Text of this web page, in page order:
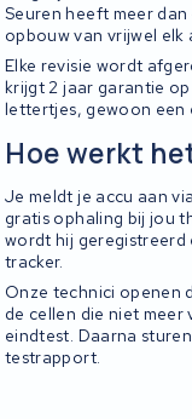
Seuren heeft meer
opbouw van vrijwel elk
Elke revisie wordt
krijgt 2 jaar garantie
lettertjes, gewoon een
Hoe werkt
Je meldt je accu aan
gratis ophaling bij jou
wordt hij geregistreerd
tracker.
Onze technici openen
de cellen die niet
eindtest. Daarna
testrapport.